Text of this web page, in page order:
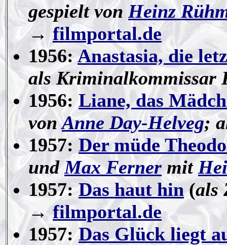
gespielt von Heinz
→ filmportal.de
1956:Anastasia, die
als Kriminalkommissar
1956: Liane, das
vonAnne Day-Helveg;
1957: Der müde
undMax Ferner mit
1957:Das haut hin(als
→filmportal.de
1957:Das Glück liegt